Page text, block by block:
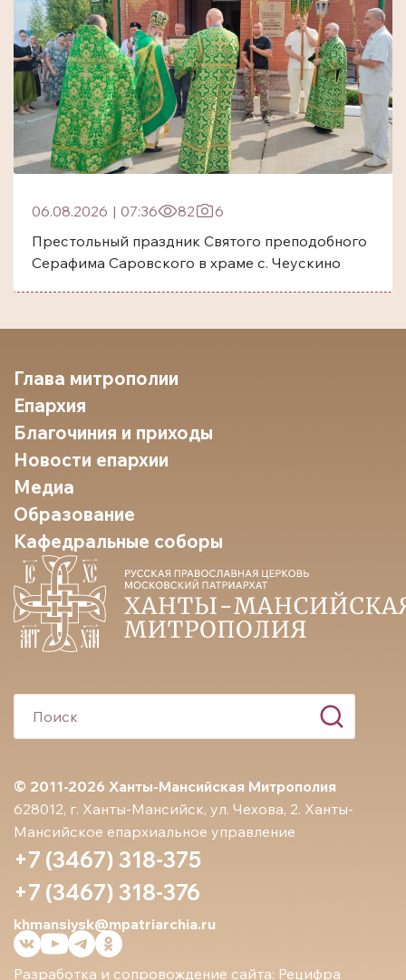
06.08.2026 | 07:36 82
6
Престольный праздник Святого преподобного
Серафима Саровского в храме с. Чеускино
© 2011-2026 Ханты-Мансийская Митрополия
628012, г. Ханты-Мансийск, ул. Чехова, 2. Ханты-
Мансийское епархиальное управление
+7 (3467) 318-375
+7 (3467) 318-376
khmansiysk@mpatriarchia.ru
Разработка и сопровождение сайта: Рецифра
Глава митрополии
Епархия
Благочиния и приходы
Новости епархии
Медиа
Образование
Кафедральные соборы